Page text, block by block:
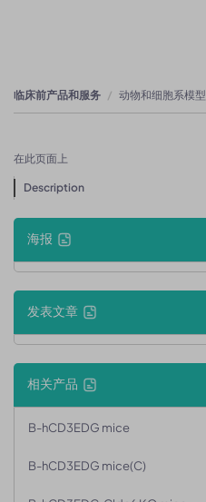
临床前产品和服务 动物和细胞系模型
在此页面上
Description
海报
发表文章
相关产品
B-hCD3EDG mice
B-hCD3EDG mice(C)